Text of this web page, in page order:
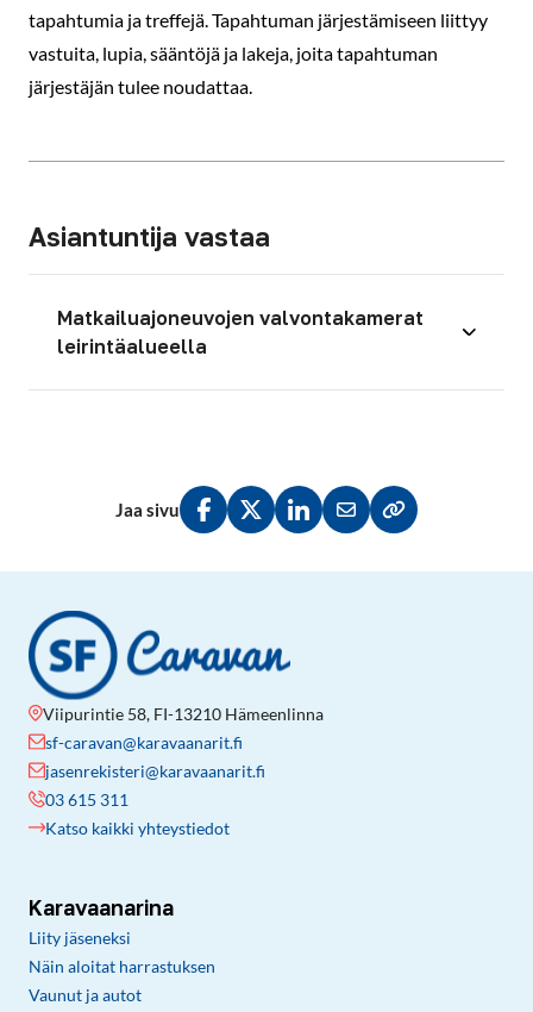
tapahtumia ja treffejä. Tapahtuman järjestämiseen liittyy
vastuita, lupia, sääntöjä ja lakeja, joita tapahtuman
järjestäjän tulee noudattaa.
Asiantuntija vastaa
Matkailuajoneuvojen valvontakamerat
leirintäalueella
Jaa sivu
Jaa Facebookissa
Jaa Twitterissä
Jaa LinkedInissä
Jaa sähköpostitse
Kopioi linkki
Viipurintie 58, FI-13210 Hämeenlinna
sf-caravan@karavaanarit.fi
jasenrekisteri@karavaanarit.fi
03 615 311
Katso kaikki yhteystiedot
Karavaanarina
Liity jäseneksi
Näin aloitat harrastuksen
Vaunut ja autot